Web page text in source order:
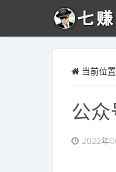
当前位置
公
2022年